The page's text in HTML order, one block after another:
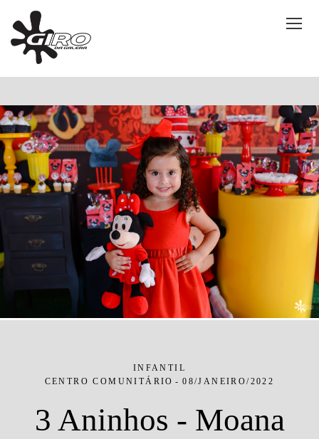
INFANTIL
CENTRO COMUNITÁRIO
08/JANEIRO/2022
3 Aninhos - Moana